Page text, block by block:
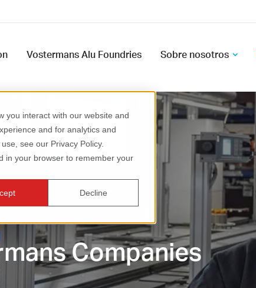
you interact with our website and
and for analytics and
see our Privacy Policy.
in your browser to remember your
Decline
Companies
Vostermans Alu Foundries Sobre nosotros